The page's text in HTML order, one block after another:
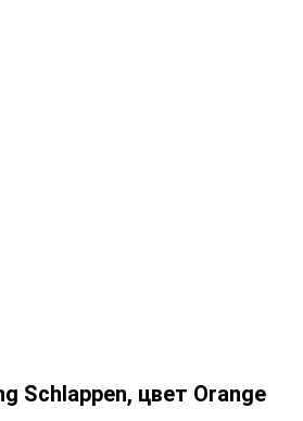
Schlappen, цвет Orange